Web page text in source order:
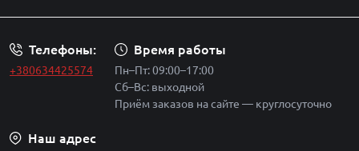
Телефоны:
+380634425574
Время работы
Пн–Пт: 09:00–17:00
Сб–Вс: выходной
Приём заказов на сайте — круглосуточно
Наш адрес